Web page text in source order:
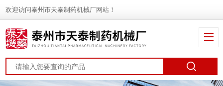
欢迎访问泰州市天泰制药机械厂网站！